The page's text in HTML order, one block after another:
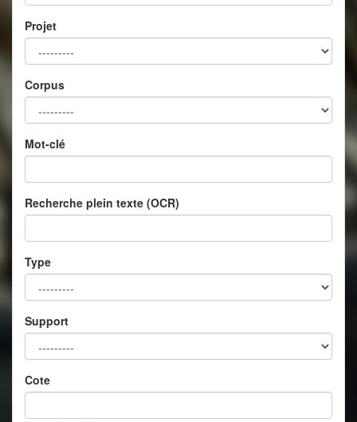
Projet
Corpus
Mot-clé
Recherche plein texte (OCR)
Type
Support
Cote